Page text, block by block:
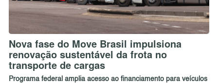
Nova fase do Move Brasil impulsiona
renovação sustentável da frota no
transporte de cargas
Programa federal amplia acesso ao financiamento para veículos